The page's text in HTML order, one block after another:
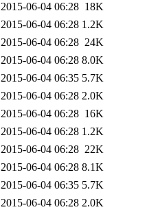
2015-06-04 06:28 18K
2015-06-04 06:28 1.2K
2015-06-04 06:28 24K
2015-06-04 06:28 8.0K
2015-06-04 06:35 5.7K
2015-06-04 06:28 2.0K
2015-06-04 06:28 16K
2015-06-04 06:28 1.2K
2015-06-04 06:28 22K
2015-06-04 06:28 8.1K
2015-06-04 06:35 5.7K
2015-06-04 06:28 2.0K